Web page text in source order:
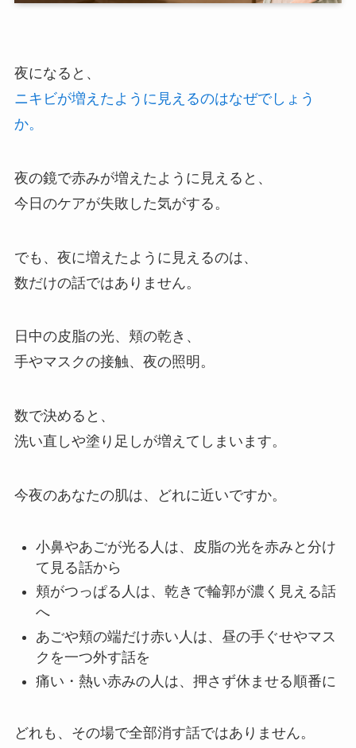
夜になると、
ニキビが増えたように見えるのはなぜでしょう
か。
夜の鏡で赤みが増えたように見えると、
今日のケアが失敗した気がする。
でも、夜に増えたように見えるのは、
数だけの話ではありません。
日中の皮脂の光、頬の乾き、
手やマスクの接触、夜の照明。
数で決めると、
洗い直しや塗り足しが増えてしまいます。
今夜のあなたの肌は、どれに近いですか。
小鼻やあごが光る人は、皮脂の光を赤みと分け
て見る話から
頬がつっぱる人は、乾きで輪郭が濃く見える話
へ
あごや頬の端だけ赤い人は、昼の手ぐせやマス
クを一つ外す話を
痛い・熱い赤みの人は、押さず休ませる順番に
どれも、その場で全部消す話ではありません。